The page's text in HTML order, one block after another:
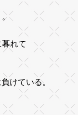
。
れて
けている。